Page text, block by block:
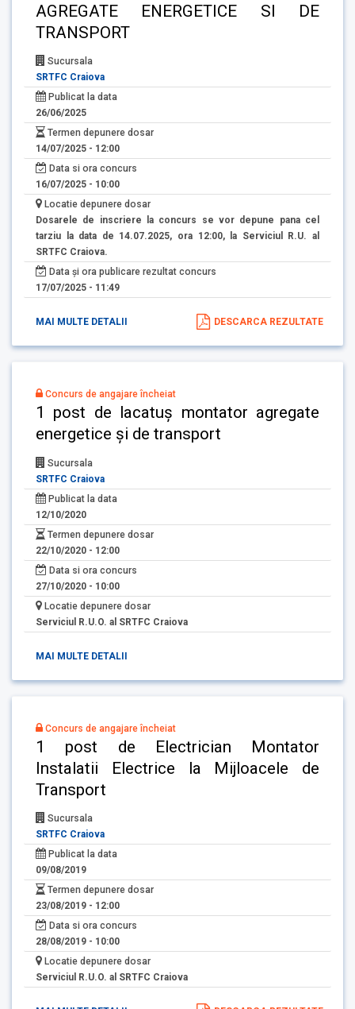
AGREGATE ENERGETICE SI DE
TRANSPORT
Sucursala
SRTFC Craiova
Publicat la data
26/06/2025
Termen depunere dosar
14/07/2025 - 12:00
Data si ora concurs
16/07/2025 - 10:00
Locatie depunere dosar
Dosarele de inscriere la concurs se vor depune pana cel
tarziu la data de 14.07.2025, ora 12:00, la Serviciul R.U. al
SRTFC Craiova.
Data și ora publicare rezultat concurs
17/07/2025 - 11:49
MAI MULTE DETALII DESCARCA REZULTATE
Concurs de angajare încheiat
1 post de lacatuș montator agregate
energetice și de transport
Sucursala
SRTFC Craiova
Publicat la data
12/10/2020
Termen depunere dosar
22/10/2020 - 12:00
Data si ora concurs
27/10/2020 - 10:00
Locatie depunere dosar
Serviciul R.U.O. al SRTFC Craiova
MAI MULTE DETALII
Concurs de angajare încheiat
1 post de Electrician Montator
Instalatii Electrice la Mijloacele de
Transport
Sucursala
SRTFC Craiova
Publicat la data
09/08/2019
Termen depunere dosar
23/08/2019 - 12:00
Data si ora concurs
28/08/2019 - 10:00
Locatie depunere dosar
Serviciul R.U.O. al SRTFC Craiova